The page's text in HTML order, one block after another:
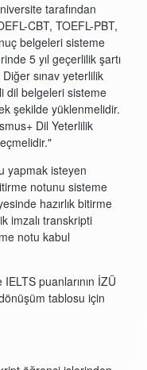
tarafından
CBT, TOEFL-PBT,
belgeleri sisteme
5 yıl geçerlilik şartı
sınav yeterlilik
dil belgeleri sisteme
şekilde yüklenmelidir.
Dil Yeterlilik
yapmak isteyen
notunu sisteme
hazırlık bitirme
imzalı transkripti
notu kabul
puanlarının İZÜ
tablosu için